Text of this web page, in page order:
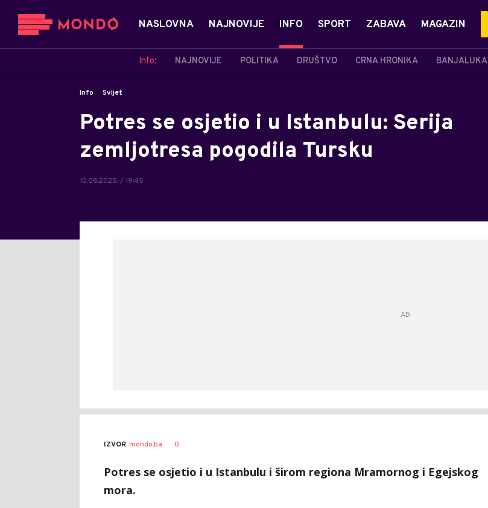
NASLOVNA NAJNOVIJE INFO
Info: NAJNOVIJE POLITIKA DRUŠTVO CRNA HRONIKA BANJALUKA
SPORT ZABAVA MAGAZIN
Info Svijet
Potres se osjetio i u Istanbulu: Serija
zemljotresa pogodila Tursku
10.08.2025. / 19:45
IZVOR mondo.ba 0
Potres se osjetio i u Istanbulu i širom regiona Mramornog i Egejskog
mora.